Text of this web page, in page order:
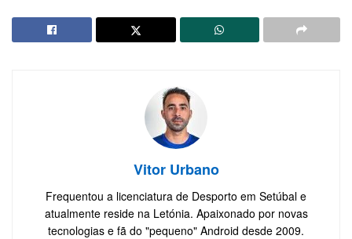
Vitor Urbano
Frequentou a licenciatura de Desporto em Setúbal e
atualmente reside na Letónia. Apaixonado por novas
tecnologias e fã do "pequeno" Android desde 2009.